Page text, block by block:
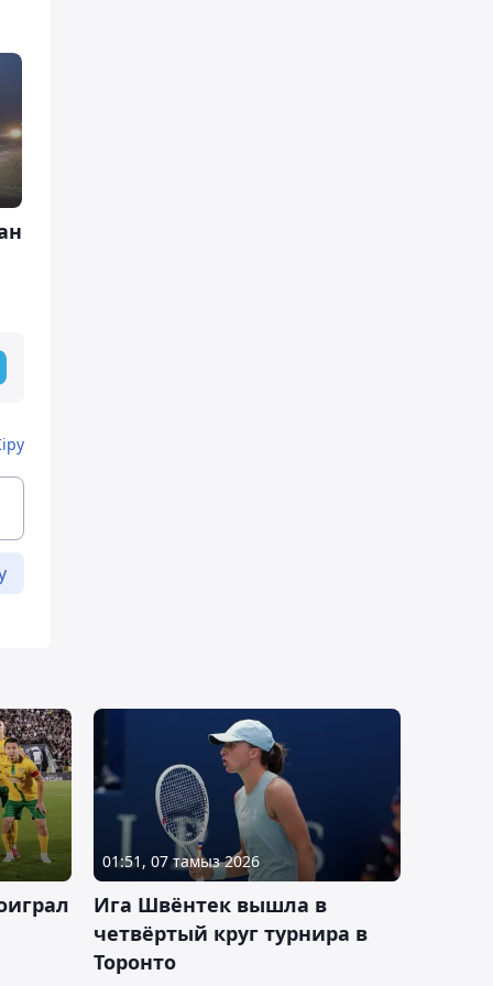
01:51, 07 тамыз 2026
Ига Швёнтек вышла в
четвёртый круг турнира в
Торонто